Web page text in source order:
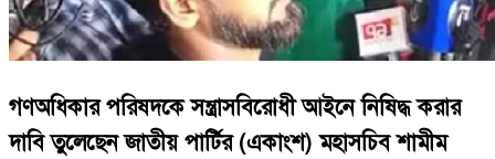
গণঅধিকার পরিষদকে সন্ত্রাসবিরোধী আইনে নিষিদ্ধ করার
দাবি তুলেছেন জাতীয় পার্টির (একাংশ) মহাসচিব শামীম